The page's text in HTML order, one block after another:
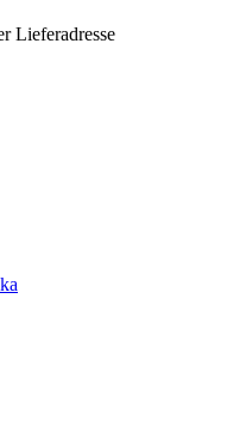
Lieferadresse